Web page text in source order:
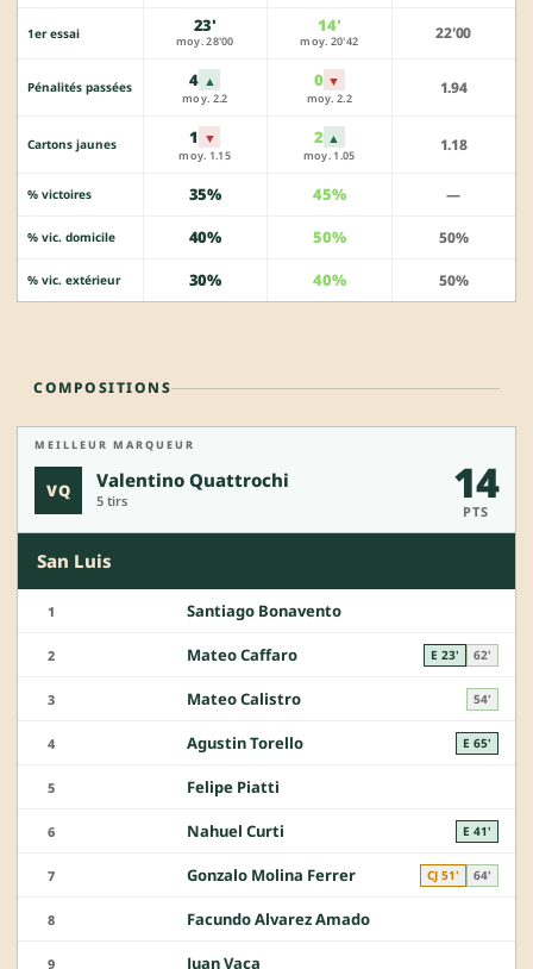
1er essai 23'
moy. 28'00
14'
moy. 20'42 22'00
Pénalités passées 4 ▲
moy. 2.2
0 ▼
moy. 2.2
1.94
Cartons jaunes 1 ▼
moy. 1.15
2 ▲
moy. 1.05
1.18
% victoires 35% 45% —
% vic. domicile 40% 50% 50%
% vic. extérieur 30% 40% 50%
COMPOSITIONS
MEILLEUR MARQUEUR
VQ Valentino Quattrochi
5 tirs 14
PTS
San Luis
1 Santiago Bonavento
2 Mateo Caffaro E 23' 62'
3 Mateo Calistro 54'
4 Agustin Torello E 65'
5 Felipe Piatti
6 Nahuel Curti E 41'
7 Gonzalo Molina Ferrer CJ 51' 64'
8 Facundo Alvarez Amado
9 Juan Vaca